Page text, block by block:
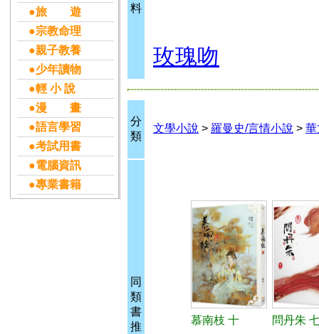
●旅 遊
●宗教命理
●親子教養
●少年讀物
●輕 小 說
●漫 畫
●語言學習
●考試用書
●電腦資訊
●專業書籍
料
玫瑰吻
分
類
文學小說 > 羅曼史/言情小說 > 華
同
類
書
推
慕南枝 十 問丹朱